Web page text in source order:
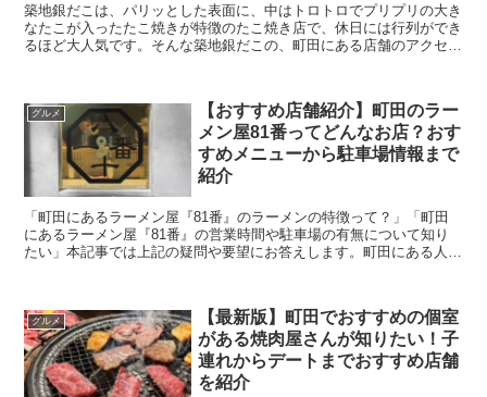
築地銀だこは、パリッとした表面に、中はトロトロでプリプリの大き
なたこが入ったたこ焼きが特徴のたこ焼き店で、休日には行列ができ
るほど大人気です。そんな築地銀だこの、町田にある店舗のアクセス
グルメ
【おすすめ店舗紹介】町田のラー
メン屋81番ってどんなお店？おす
すめメニューから駐車場情報まで
紹介
「町田にあるラーメン屋『81番』のラーメンの特徴って？」「町田
にあるラーメン屋『81番』の営業時間や駐車場の有無について知り
たい」本記事では上記の疑問や要望にお答えします。町田にある人気
グルメ
【最新版】町田でおすすめの個室
がある焼肉屋さんが知りたい！子
連れからデートまでおすすめ店舗
を紹介